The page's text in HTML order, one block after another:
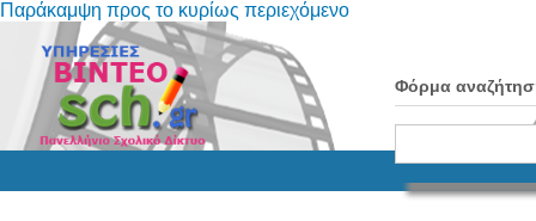
Παράκαμψη προς το κυρίως περιεχόμενο
Φόρμα